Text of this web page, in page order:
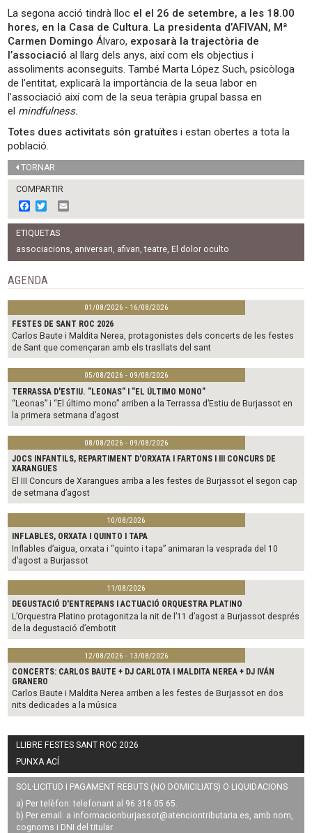
La segona acció tindrà lloc el el 26 de setembre, a les 18.00
hores, en la Casa de Cultura. La presidenta d’AFIVAN, Mª
Carmen Domingo Álvaro, exposarà la trajectòria de
l’associació al llarg dels anys, així com els objectius i
assoliments aconseguits. També Marta López Such, psicòloga
de l’entitat, explicarà la importància de la seua labor en
l’associació així com de la seua teràpia grupal bassa en
el mindfulness.
Totes dues activitats són gratuïtes i estan obertes a tota la
població.
TORNAR
COMPARTIR
F
a
c
e
b
o
o
k
w
i
t
t
e
m
a
l
ETIQUETAS
associacions, aniversari, afivan,teatre, El dolor oculto
AGENDA
01/08/2026 - 16/08/2026
FESTES DE SANT ROC 2026
Carlos Baute i Maldita Nerea, protagonistes dels concerts de les festes
de Sant que començaran amb els trasllats del sant
05/08/2026 - 09/08/2026
TERRASSA D'ESTIU. "LEONAS" I "EL ÚLTIMO MONO"
“Leonas” i “El último mono” arriben a la Terrassa d’Estiu de Burjassot en
la primera setmana d’agost
08/08/2026 - 09/08/2026
JOCS INFANTILS, REPARTIMENT D'ORXATA I FARTONS I III CONCURS DE
XARANGUES
El III Concurs de Xarangues arriba a les festes de Burjassot el segon cap
de setmana d’agost
10/08/2026
INFLABLES, ORXATA I QUINTO I TAPA
Inflables d’aigua, orxata i “quinto i tapa” animaran la vesprada del 10
d’agost a Burjassot
11/08/2026
DEGUSTACIÓ D'ENTREPANS I ACTUACIÓ ORQUESTRA PLATINO
L’Orquestra Platino protagonitza la nit de l’11 d’agost a Burjassot després
de la degustació d’embotit
12/08/2026 - 13/08/2026
CONCERTS: CARLOS BAUTE + DJ CARLOTA I MALDITA NEREA + DJ IVÁN
GRANERO
Carlos Baute i Maldita Nerea arriben a les festes de Burjassot en dos
nits dedicades a la música
LLIBRE FESTES SANT ROC 2026
PUNXA ACÍ
SOL·LICITUD I PAGAMENT REBUTS (NO DOMICILIATS) O LIQUIDACIONS
a) Per telèfon: telefonant al 96 316 05 65.
b) Per email: a informacionburjassot@atenciontributaria.es, amb nom,
cognoms i DNI del titular.